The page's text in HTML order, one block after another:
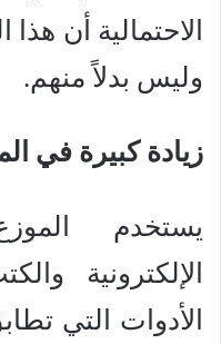
الاحتمالية أن
وليس بدلاً منهم.
زيادة كبيرة في
يستخدم
الأدوات التي